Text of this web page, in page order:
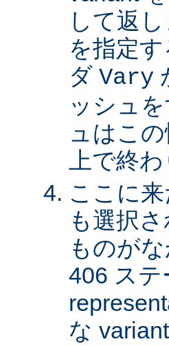
して返
を指定
ダ Vary
ッシュ
ュはこ
上で終わ
ここに
も選択
ものが
406 ステ
な